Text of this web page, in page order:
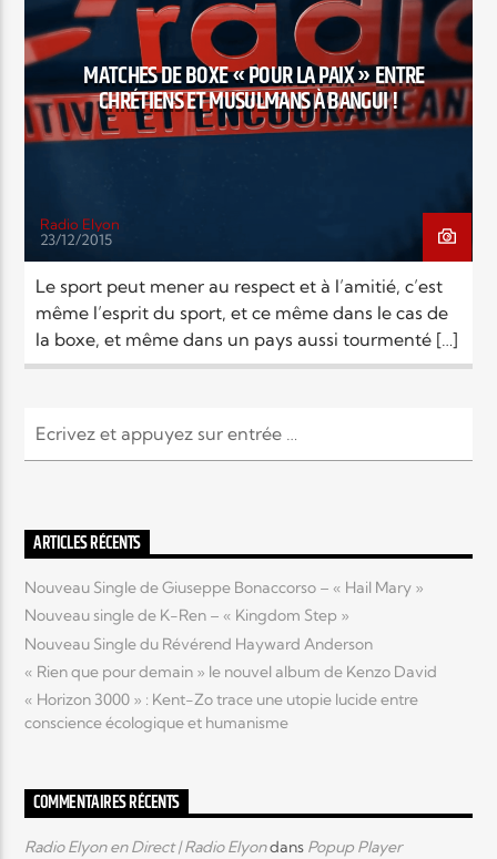
TITRE
ARTISTE
Radio Elyon
Elyon Rhema
Elyon Hits
Elyon Live
Elyon Kids
MATCHES DE BOXE « POUR LA PAIX » ENTRE
CHRÉTIENS ET MUSULMANS À BANGUI !
Radio Elyon
23/12/2015
Le sport peut mener au respect et à l’amitié, c’est
même l’esprit du sport, et ce même dans le cas de
la boxe, et même dans un pays aussi tourmenté […]
ARTICLES RÉCENTS
Nouveau Single de Giuseppe Bonaccorso – « Hail Mary »
Nouveau single de K-Ren – « Kingdom Step »
Nouveau Single du Révérend Hayward Anderson
« Rien que pour demain » le nouvel album de Kenzo David
« Horizon 3000 » : Kent-Zo trace une utopie lucide entre
conscience écologique et humanisme
COMMENTAIRES RÉCENTS
Radio Elyon en Direct | Radio Elyondans Popup Player